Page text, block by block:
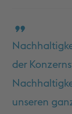
der
unseren